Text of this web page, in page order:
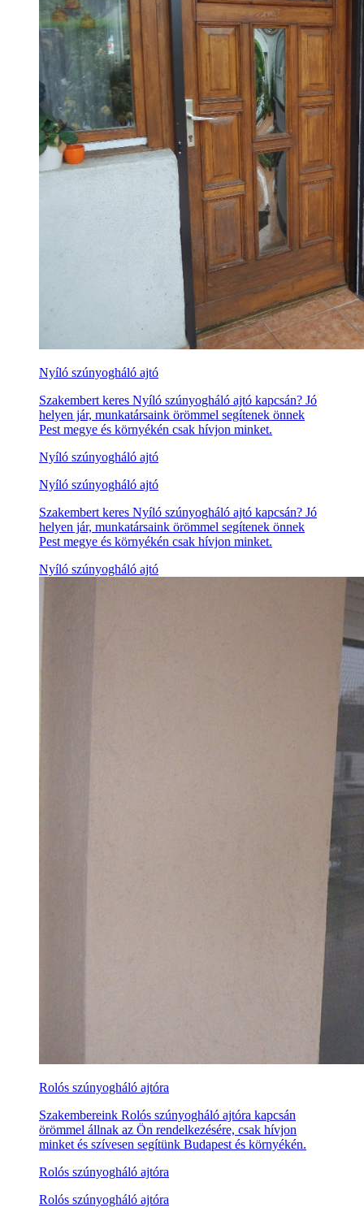
Nyíló szúnyogháló ajtó
Szakembert keres Nyíló szúnyogháló ajtó kapcsán? Jó
helyen jár, munkatársaink örömmel segítenek önnek
Pest megye és környékén csak hívjon minket.
Nyíló szúnyogháló ajtó
Nyíló szúnyogháló ajtó
Szakembert keres Nyíló szúnyogháló ajtó kapcsán? Jó
helyen jár, munkatársaink örömmel segítenek önnek
Pest megye és környékén csak hívjon minket.
Nyíló szúnyogháló ajtó
Rolós szúnyogháló ajtóra
Szakembereink Rolós szúnyogháló ajtóra kapcsán
örömmel állnak az Ön rendelkezésére, csak hívjon
minket és szívesen segítünk Budapest és környékén.
Rolós szúnyogháló ajtóra
Rolós szúnyogháló ajtóra